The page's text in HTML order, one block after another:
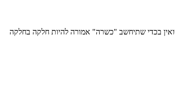
בכדי שתיחשב "כשרה" אמורה להיות חלקה בחלקה